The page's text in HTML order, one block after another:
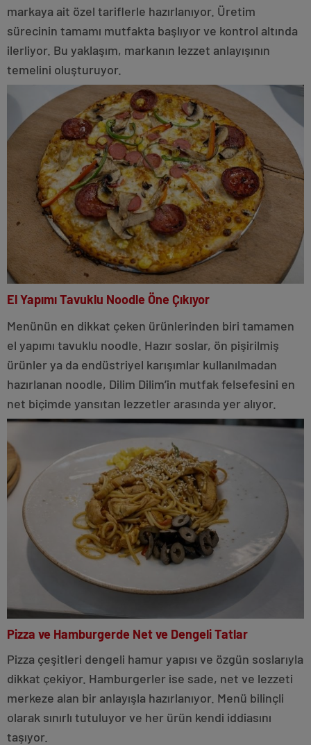
markaya ait özel tariflerle hazırlanıyor. Üretim
sürecinin tamamı mutfakta başlıyor ve kontrol altında
ilerliyor. Bu yaklaşım, markanın lezzet anlayışının
temelini oluşturuyor.
El Yapımı Tavuklu Noodle Öne Çıkıyor
Menünün en dikkat çeken ürünlerinden biri tamamen
el yapımı tavuklu noodle. Hazır soslar, ön pişirilmiş
ürünler ya da endüstriyel karışımlar kullanılmadan
hazırlanan noodle, Dilim Dilim’in mutfak felsefesini en
net biçimde yansıtan lezzetler arasında yer alıyor.
Pizza ve Hamburgerde Net ve Dengeli Tatlar
Pizza çeşitleri dengeli hamur yapısı ve özgün soslarıyla
dikkat çekiyor. Hamburgerler ise sade, net ve lezzeti
merkeze alan bir anlayışla hazırlanıyor. Menü bilinçli
olarak sınırlı tutuluyor ve her ürün kendi iddiasını
taşıyor.